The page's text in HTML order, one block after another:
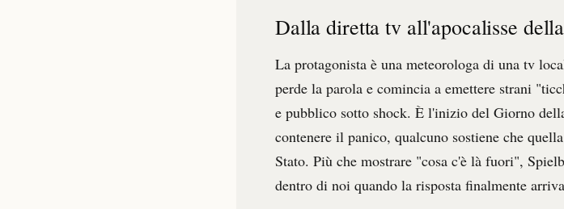
Dalla diretta tv all'apocalisse
La protagonista è una meteorologa di una tv
perde la parola e comincia a emettere strani
e pubblico sotto shock. È l'inizio del Giorno
contenere il panico, qualcuno sostiene che
Stato. Più che mostrare "cosa c'è là fuori",
dentro di noi quando la risposta finalmente